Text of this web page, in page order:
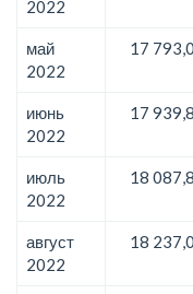
2022
май
2022
17
июнь
2022
17
июль
2022
18
август
2022
18